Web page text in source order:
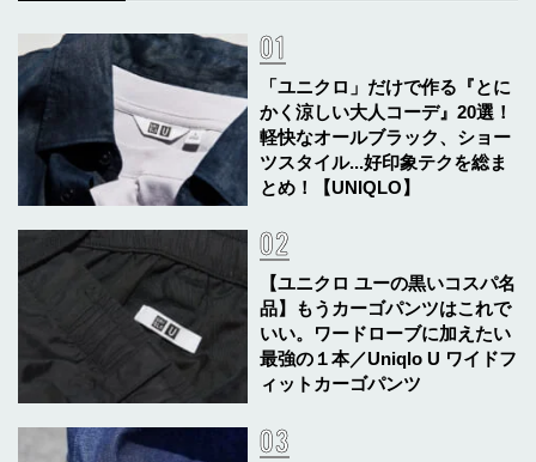
「ユニクロ」だけで作る『とに
かく涼しい大人コーデ』20選！
軽快なオールブラック、ショー
ツスタイル...好印象テクを総ま
とめ！【UNIQLO】
【ユニクロ ユーの黒いコスパ名
品】もうカーゴパンツはこれで
いい。ワードローブに加えたい
最強の１本／Uniqlo U ワイドフ
ィットカーゴパンツ